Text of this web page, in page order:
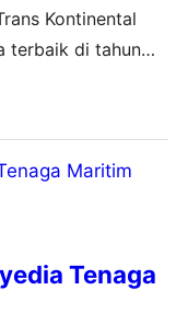
Kontinental
terbaik di tahun
dan
implementasi
(HSSE) yang
“Kami optimis
target…
Tenaga